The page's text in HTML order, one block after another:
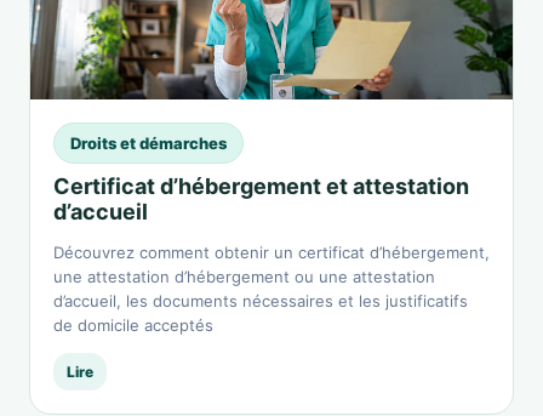
Droits et démarches
Certificat d’hébergement et attestation
d’accueil
Découvrez comment obtenir un certificat d’hébergement,
une attestation d’hébergement ou une attestation
d’accueil, les documents nécessaires et les justificatifs
de domicile acceptés
Lire